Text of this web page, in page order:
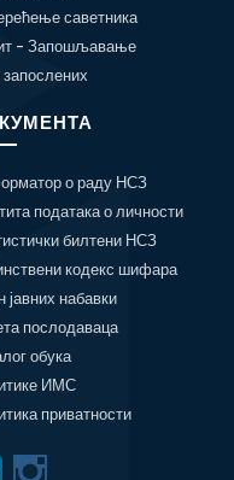
саветника
- Запошљавање
запослених
о раду НСЗ
података о личности
билтени НСЗ
кодекс шифара
јавних набавки
послодаваца
обука
ИМС
приватности